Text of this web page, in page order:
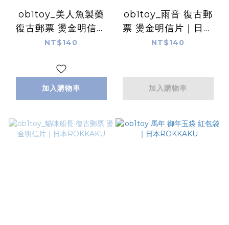
ob1toy_美人魚製藥
復古郵票 燙金明信片
｜日本ROKKAKU
NT$140
加入購物車
ob1toy_雨音 復古郵
票 燙金明信片｜日本
ROKKAKU
NT$140
加入購物車